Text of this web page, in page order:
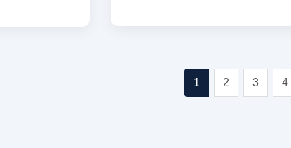
1 2 3 4